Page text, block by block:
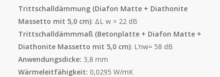
Trittschalldämmung (Diafon Matte + Diathonite
Massetto mit 5,0 cm): ΔL w = 22 dB
Trittschalldämmmaß (Betonplatte + Diafon Matte +
Diathonite Massetto mit 5,0 cm): L’nw= 58 dB
Anwendungsdicke: 3,8 mm
Wärmeleitfähigkeit: 0,0295 W/mK